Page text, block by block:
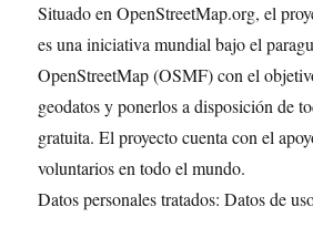
Situado en OpenStreetMap.org, el
es una iniciativa mundial bajo el
OpenStreetMap (OSMF) con el
geodatos y ponerlos a disposición de
gratuita. El proyecto cuenta con el
voluntarios en todo el mundo.
Datos personales tratados: Datos de